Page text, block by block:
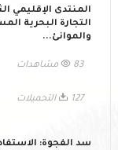
المنتدى الإقليمي
التجارة البحرية
والموانئ...
83 مشاهدات
127 التحميلات
سد الفجوة: